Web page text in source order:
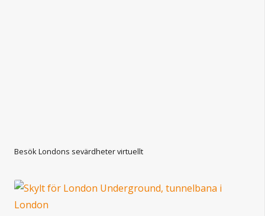
Besök Londons sevärdheter virtuellt